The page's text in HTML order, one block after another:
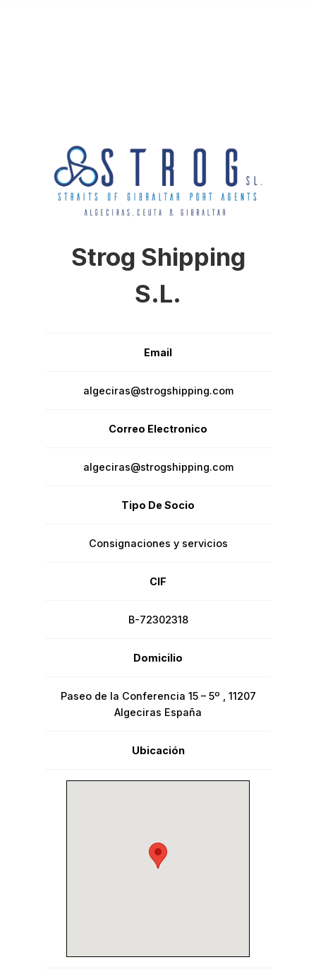
Strog Shipping
S.L.
Email
algeciras@strogshipping.com
Correo Electronico
algeciras@strogshipping.com
Tipo De Socio
Consignaciones y servicios
CIF
B-72302318
Domicilio
Paseo de la Conferencia 15 – 5º , 11207
Algeciras España
Ubicación